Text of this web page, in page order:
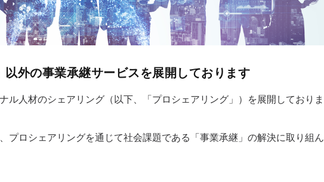
以外の事業承継サービスを展開しております
ル人材のシェアリング（以下、「プロシェアリング」）を展開しておりま
プロシェアリングを通じて社会課題である「事業承継」の解決に取り組ん